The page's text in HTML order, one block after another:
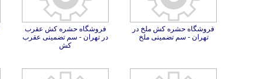
فروشگاه حشره کش ملخ در
تهران - سم تضمینی ملخ
فروشگاه حشره کش عقرب
در تهران - سم تضمینی عقرب
کش